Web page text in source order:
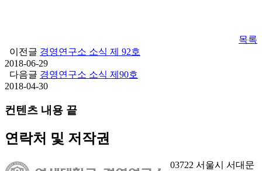
목록
이전글 경영연구소 소식 제 92호
2018-06-29
다음글 경영연구소 소식 제90호
2018-04-30
컨텐츠 내용 끝
연락처 및 저작권
03722 서울시 서대문